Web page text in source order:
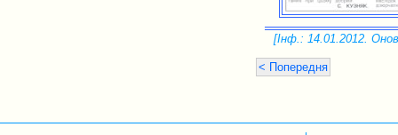
[Інф.: 14.01.2012.
< Попередня